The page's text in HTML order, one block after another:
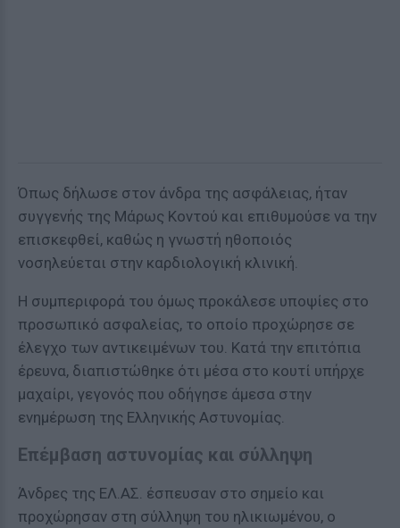
Όπως δήλωσε στον άνδρα της ασφάλειας, ήταν
συγγενής της Μάρως Κοντού και επιθυμούσε να την
επισκεφθεί, καθώς η γνωστή ηθοποιός
νοσηλεύεται στην καρδιολογική κλινική.
Η συμπεριφορά του όμως προκάλεσε υποψίες στο
προσωπικό ασφαλείας, το οποίο προχώρησε σε
έλεγχο των αντικειμένων του. Κατά την επιτόπια
έρευνα, διαπιστώθηκε ότι μέσα στο κουτί υπήρχε
μαχαίρι, γεγονός που οδήγησε άμεσα στην
ενημέρωση της Ελληνικής Αστυνομίας.
Επέμβαση αστυνομίας και σύλληψη
Άνδρες της ΕΛ.ΑΣ. έσπευσαν στο σημείο και
προχώρησαν στη σύλληψη του ηλικιωμένου, ο